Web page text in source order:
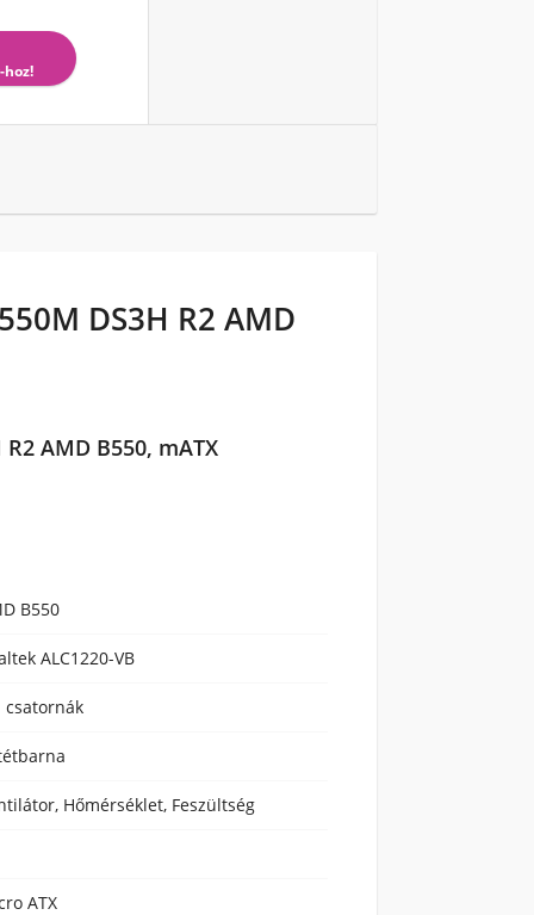
DS3H R2 AMD
AMD B550, mATX
B550
ALC1220-VB
csatornák
Hőmérséklet, Feszültség
ATX